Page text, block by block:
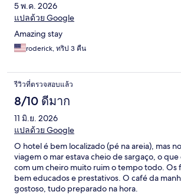
5 พ.ค. 2026
แปลด้วย Google
Amazing stay
roderick, ทริป 3 คืน
รีวิวที่ตรวจสอบแล้ว
8/10 ดีมาก
11 มิ.ย. 2026
แปลด้วย Google
O hotel é bem localizado (pé na areia), mas
viagem o mar estava cheio de sargaço, o
com um cheiro muito ruim o tempo todo. Os
bem educados e prestativos. O café da
gostoso, tudo preparado na hora.